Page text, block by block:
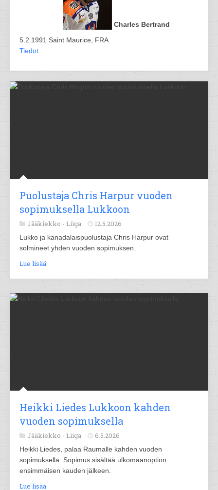
Charles Bertrand
5.2.1991 Saint Maurice, FRA
Tiedot
Puolustaja Chris Harpur vuoden
sopimuksella Lukkoon
Jääkiekko - Liiga 12.5.2026
Lukko ja kanadalaispuolustaja Chris Harpur ovat
solmineet yhden vuoden sopimuksen.
Lue lisää
Heikki Liedes Lukkoon kahden
vuoden sopimuksella
Jääkiekko - Liiga 6.5.2026
Heikki Liedes, palaa Raumalle kahden vuoden
sopimuksella. Sopimus sisältää ulkomaanoption
ensimmäisen kauden jälkeen.
Lue lisää